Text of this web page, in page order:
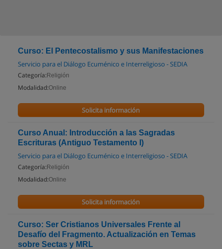
Curso: El Pentecostalismo y sus Manifestaciones
Servicio para el Diálogo Ecuménico e Interreligioso - SEDIA
Categoría: Religión
Modalidad:Online
Solicita información
Curso Anual: Introducción a las Sagradas
Escrituras (Antiguo Testamento I)
Servicio para el Diálogo Ecuménico e Interreligioso - SEDIA
Categoría: Religión
Modalidad:Online
Solicita información
Curso: Ser Cristianos Universales Frente al
Desafío del Fragmento. Actualización en Temas
sobre Sectas y MRL